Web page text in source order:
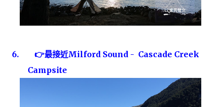
6. 👉最接近Milford Sound - Cascade Creek
Campsite